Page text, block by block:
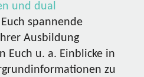
und dual
spannende
Ausbildung
Euch u. a. Einblicke in
zu